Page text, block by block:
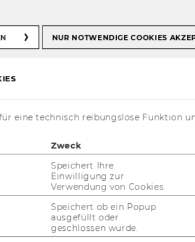
by Jesus
NUR NOTWENDIGE COOKIES
eine technisch reibungslose Funktion
Zweck
Speichert Ihre
Einwilligung zur
Verwendung von Cookies.
Speichert ob ein Popup
ausgefüllt oder
geschlossen wurde.